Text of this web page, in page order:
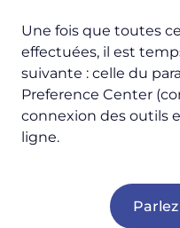
Une fois que toutes
effectuées, il est
suivante : celle du
Preference Center
connexion des outils
ligne.